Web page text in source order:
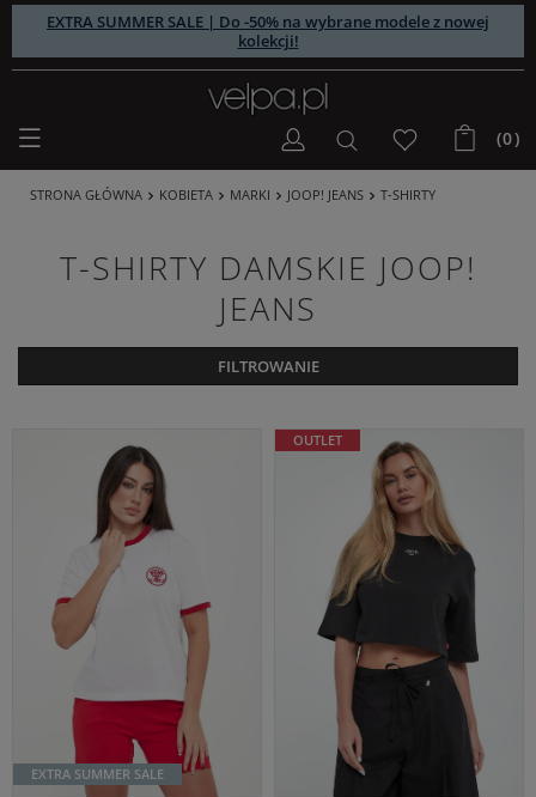
EXTRA SUMMER SALE | Do -50% na wybrane modele z nowej
kolekcji!
(0)
STRONA GŁÓWNA KOBIETA MARKI JOOP! JEANS T-SHIRTY
T-SHIRTY DAMSKIE JOOP!
JEANS
FILTROWANIE
EXTRA SUMMER SALE
OUTLET